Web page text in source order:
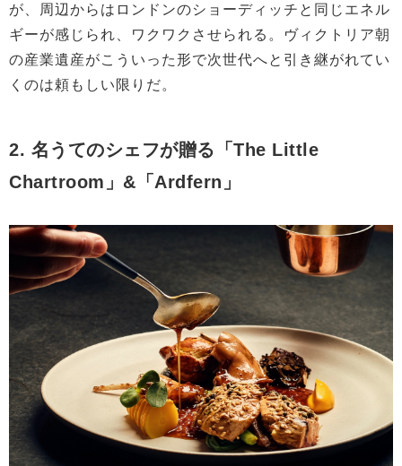
が、周辺からはロンドンのショーディッチと同じエネル
ギーが感じられ、ワクワクさせられる。ヴィクトリア朝
の産業遺産がこういった形で次世代へと引き継がれてい
くのは頼もしい限りだ。
2. 名うてのシェフが贈る「The Little
Chartroom」&「Ardfern」